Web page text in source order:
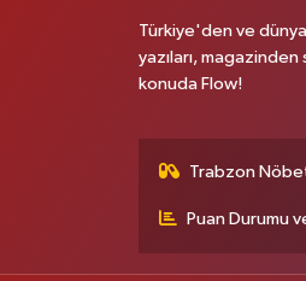
Türkiye'den ve
yazıları,
konuda Flow!
Trabzon
Puan Durumu